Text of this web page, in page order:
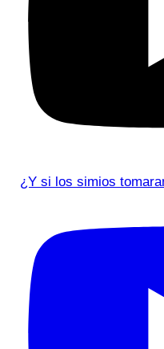
¿Y si los simios